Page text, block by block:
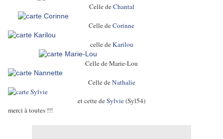
Celle deChantal
Celle deCorinne
celle deKarilou
Celle de Marie-Lou
Celle deNathalie
et cette deSylvie(Syl54)
merci à toutes !!!